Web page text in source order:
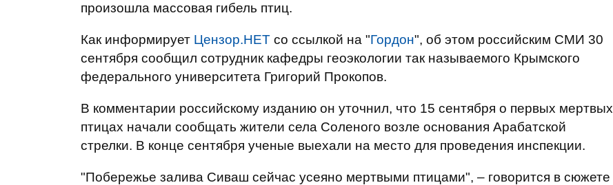
произошла массовая гибель птиц.
Как информирует Цензор.НЕТ со ссылкой на "Гордон", об этом российским СМИ 30
сентября сообщил сотрудник кафедры геоэкологии так называемого Крымского
федерального университета Григорий Прокопов.
В комментарии российскому изданию он уточнил, что 15 сентября о первых мертвых
птицах начали сообщать жители села Соленого возле основания Арабатской
стрелки. В конце сентября ученые выехали на место для проведения инспекции.
"Побережье залива Сиваш сейчас усеяно мертвыми птицами", – говорится в сюжете